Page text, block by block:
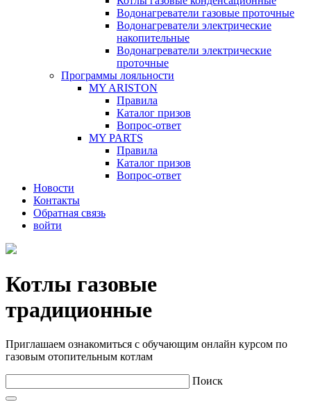
Водонагреватели газовые проточные
Водонагреватели электрические
накопительные
Водонагреватели электрические
проточные
Программы лояльности
MY ARISTON
Правила
Каталог призов
Вопрос-ответ
MY PARTS
Правила
Каталог призов
Вопрос-ответ
Новости
Контакты
Обратная связь
войти
Котлы газовые
традиционные
Приглашаем ознакомиться с обучающим онлайн курсом по
газовым отопительным котлам
Поиск